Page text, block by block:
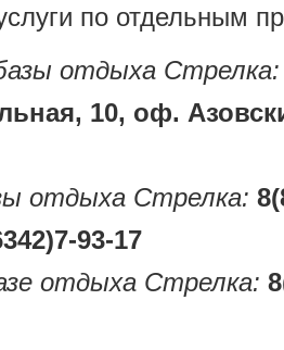
по отдельным
отдыха Стрелка:
10, оф.
отдыха Стрелка:
93-17
отдыха Стрелка: